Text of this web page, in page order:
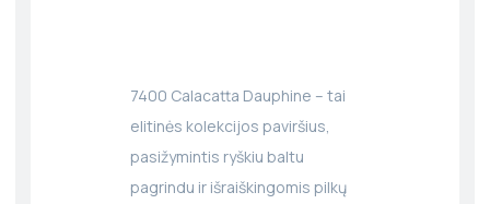
7400 Calacatta Dauphine – tai
elitinės kolekcijos paviršius,
pasižymintis ryškiu baltu
pagrindu ir išraiškingomis pilkų